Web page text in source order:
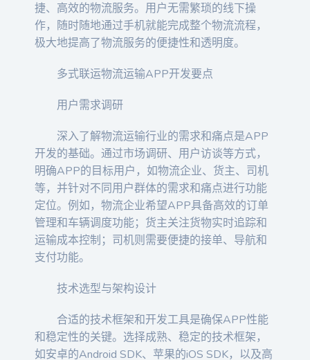
捷、高效的物流服务。用户无需繁琐的线下操
作，随时随地通过手机就能完成整个物流流程，
极大地提高了物流服务的便捷性和透明度。
多式联运物流运输APP开发要点
用户需求调研
深入了解物流运输行业的需求和痛点是APP
开发的基础。通过市场调研、用户访谈等方式，
明确APP的目标用户，如物流企业、货主、司机
等，并针对不同用户群体的需求和痛点进行功能
定位。例如，物流企业希望APP具备高效的订单
管理和车辆调度功能；货主关注货物实时追踪和
运输成本控制；司机则需要便捷的接单、导航和
支付功能。
技术选型与架构设计
合适的技术框架和开发工具是确保APP性能
和稳定性的关键。选择成熟、稳定的技术框架，
如安卓的Android SDK、苹果的iOS SDK，以及高